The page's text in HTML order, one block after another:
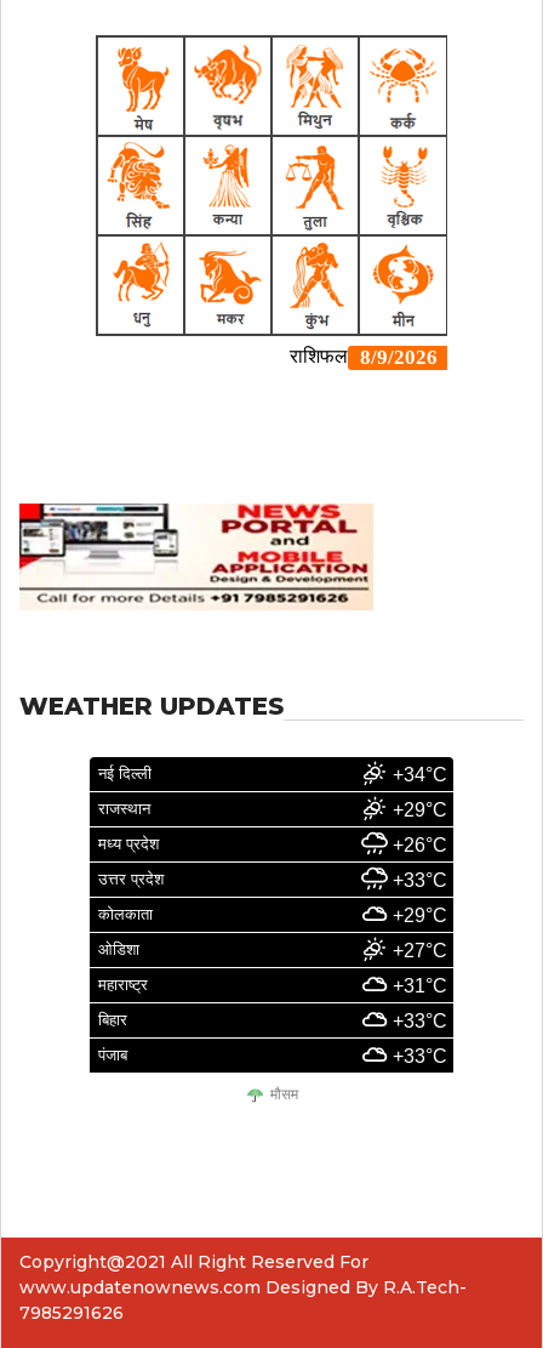
WEATHER UPDATES
नई दिल्ली +34°C
राजस्थान +29°C
मध्य प्रदेश +26°C
उत्तर प्रदेश +33°C
कोलकाता +29°C
ओडिशा +27°C
महाराष्ट्र +31°C
बिहार +33°C
पंजाब +33°C
मौसम
Copyright@2021 All Right Reserved For
www.updatenownews.com Designed By R.A.Tech-
7985291626